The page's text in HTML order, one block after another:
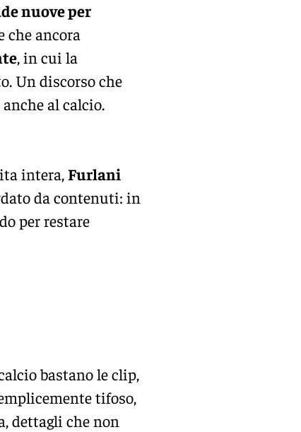
nuove per
che ancora
, in cui la
Un discorso che
al calcio.
intera,Furlani
da contenuti: in
per restare
bastano le clip,
tifoso,
dettagli che non